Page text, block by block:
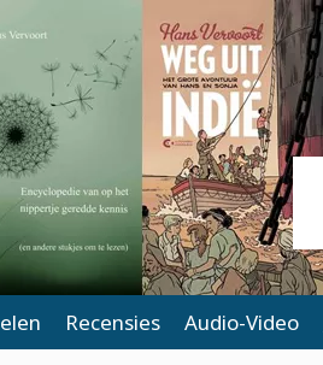
Recensies Audio-Video